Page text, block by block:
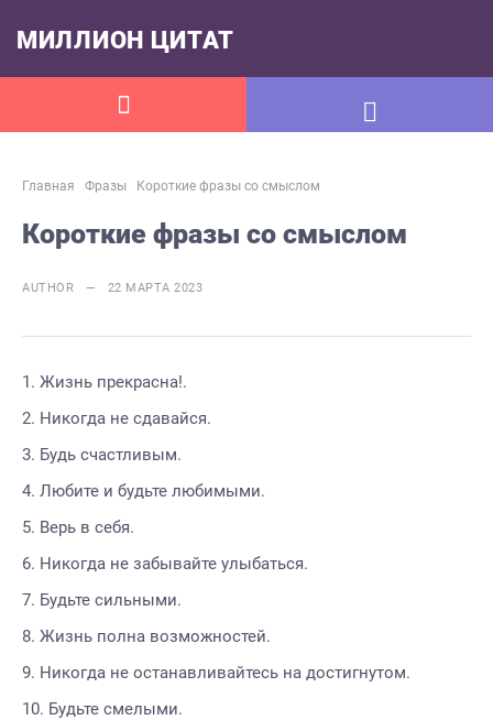
МИЛЛИОН ЦИТАТ
Главная Фразы Короткие фразы со смыслом
Короткие фразы со смыслом
AUTHOR — 22 МАРТА 2023
Жизнь прекрасна!.
Никогда не сдавайся.
Будь счастливым.
Любите и будьте любимыми.
Верь в себя.
Никогда не забывайте улыбаться.
Будьте сильными.
Жизнь полна возможностей.
Никогда не останавливайтесь на достигнутом.
Будьте смелыми.